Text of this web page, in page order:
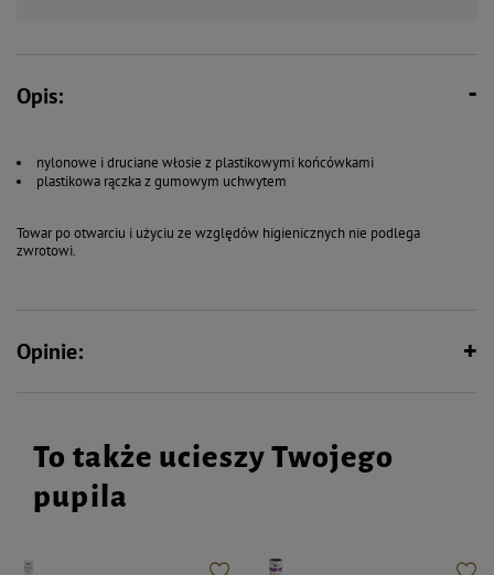
Opis:
nylonowe i druciane włosie z plastikowymi końcówkami
plastikowa rączka z gumowym uchwytem
Towar po otwarciu i użyciu ze względów higienicznych nie podlega
zwrotowi.
Opinie:
To także ucieszy Twojego
pupila